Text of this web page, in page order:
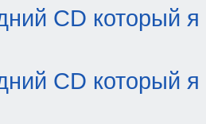
CD который я
CD который я